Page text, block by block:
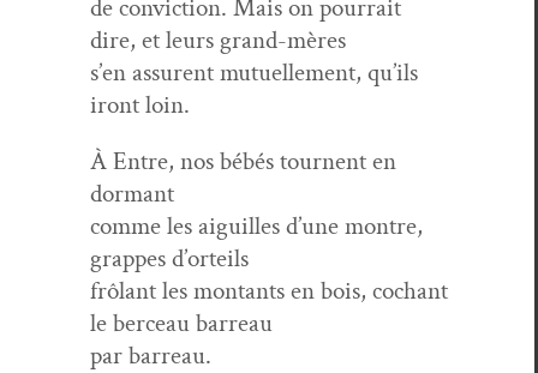
de con­vic­tion. Mais on pour­rait
dire, et leurs grand-mères
s’en assurent mutuelle­ment, qu’ils
iront loin.
À Entre, nos bébés tour­nent en
dormant
comme les aigu­illes d’une mon­tre,
grappes d’orteils
frôlant les mon­tants en bois, cochant
le berceau barreau
par barreau.